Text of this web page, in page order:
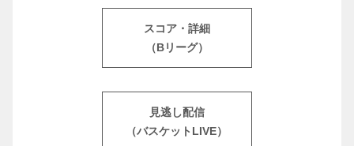
スコア・詳細
（Bリーグ）
見逃し配信
（バスケットLIVE）